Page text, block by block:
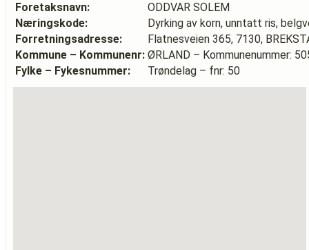
Foretaksnavn:
ODDVAR SOLEM
Næringskode:
Dyrking av korn, unntatt ris,
Forretningsadresse:
Flatnesveien 365, 7130,
Kommune – Kommunenr: ØRLAND – Kommunenummer:
Fylke – Fykesnummer:
Trøndelag – fnr: 50